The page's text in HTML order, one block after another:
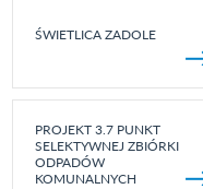
ŚWIETLICA ZADOLE
PROJEKT 3.7 PUNKT
SELEKTYWNEJ ZBIÓRKI
ODPADÓW
KOMUNALNYCH